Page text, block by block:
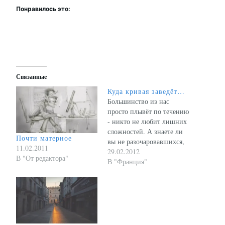
Понравилось это:
Связанные
Почти матерное
11.02.2011
В "От редактора"
Куда кривая заведёт…
Большинство из нас
просто плывёт по течению
- никто не любит лишних
сложностей. А знаете ли
вы не разочаровавшихся,
а даже преуспевших
бунтарей - людей, не
29.02.2012
В "Франция"